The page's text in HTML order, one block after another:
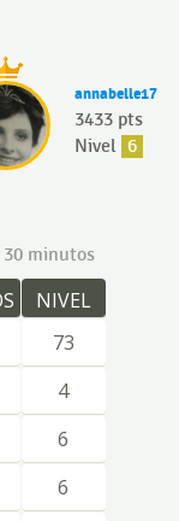
annabelle17
3433 pts
Nivel 6
minutos
NIVEL
73
4
6
6